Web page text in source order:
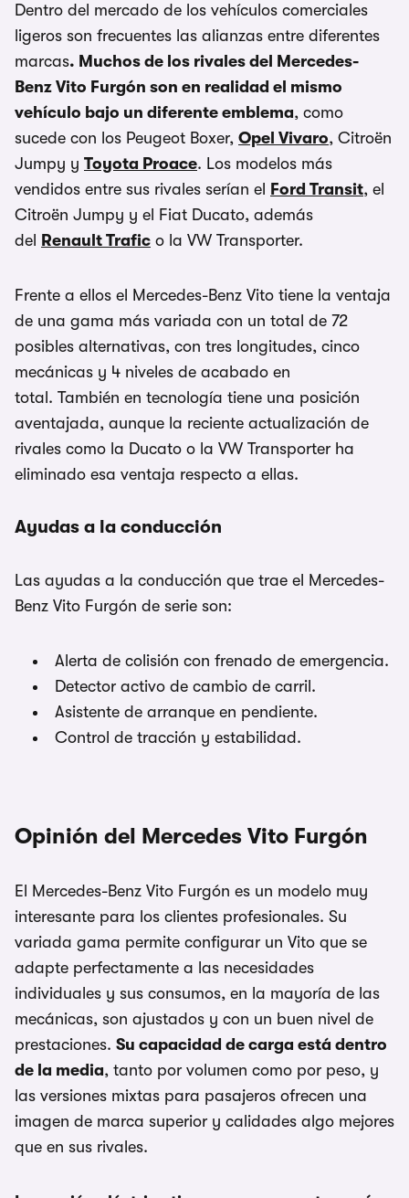
Dentro del mercado de los vehículos comerciales
ligeros son frecuentes las alianzas entre diferentes
marcas. Muchos de los rivales del Mercedes-
Benz Vito Furgón son en realidad el mismo
vehículo bajo un diferente emblema, como
sucede con los Peugeot Boxer, Opel Vivaro, Citroën
Jumpy y Toyota Proace. Los modelos más
vendidos entre sus rivales serían el
Ford Transit, el
Citroën Jumpy y el Fiat Ducato, además
del
Renault Trafic o la VW Transporter.
Frente a ellos el Mercedes-Benz Vito tiene la ventaja
de una gama más variada con un total de 72
posibles alternativas, con tres longitudes, cinco
mecánicas y 4 niveles de acabado en
total. También en tecnología tiene una posición
aventajada, aunque la reciente actualización de
rivales como la Ducato o la VW Transporter ha
eliminado esa ventaja respecto a ellas.
Ayudas a la conducción
Las ayudas a la conducción que trae el Mercedes-
Benz Vito Furgón de serie son:
Alerta de colisión con frenado de emergencia.
Detector activo de cambio de carril.
Asistente de arranque en pendiente.
Control de tracción y estabilidad.
Opinión del Mercedes Vito Furgón
El Mercedes-Benz Vito Furgón es un modelo muy
interesante para los clientes profesionales. Su
variada gama permite configurar un Vito que se
adapte perfectamente a las necesidades
individuales y sus consumos, en la mayoría de las
mecánicas, son ajustados y con un buen nivel de
prestaciones. Su capacidad de carga está dentro
de la media, tanto por volumen como por peso, y
las versiones mixtas para pasajeros ofrecen una
imagen de marca superior y calidades algo mejores
que en sus rivales.